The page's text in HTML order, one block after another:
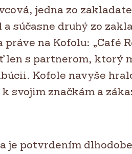
jedna zo
a súčasne druhý zo
na Kofolu: „Café
len s partnerom, ktorý
Kofole navyše
svojim značkám a
je potvrdením